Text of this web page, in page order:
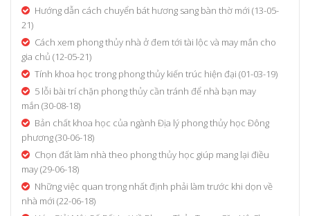
Hướng dẫn cách chuyển bát hương sang bàn thờ mới (13-05-
21)
Cách xem phong thủy nhà ở đem tới tài lộc và may mắn cho
gia chủ (12-05-21)
Tính khoa học trong phong thủy kiến trúc hiện đại (01-03-19)
5 lỗi bài trí chặn phong thủy cần tránh để nhà bạn may
mắn (30-08-18)
Bản chất khoa học của ngành Địa lý phong thủy học Đông
phương(30-06-18)
Chọn đất làm nhà theo phong thủy học giúp mang lại điều
may(29-06-18)
Những việc quan trọng nhất định phải làm trước khi dọn về
nhà mới (22-06-18)